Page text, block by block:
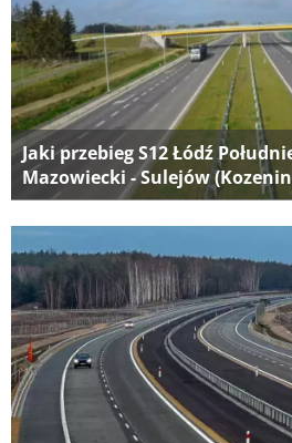
Jaki przebieg S12 Łódź
Mazowiecki - Sulejów